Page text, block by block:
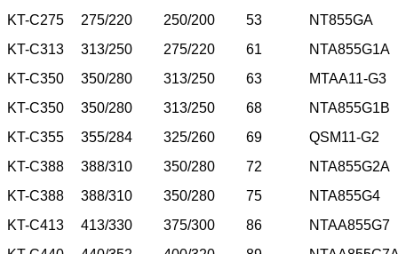
KT-C275
275/220 250/200 53
NT855GA
KT-C313
313/250 275/220 61
NTA855G1A
KT-C350
350/280 313/250 63
MTAA11-G3
KT-C350
350/280 313/250 68
NTA855G1B
KT-C355
355/284 325/260 69
QSM11-G2
KT-C388
388/310 350/280 72
NTA855G2A
KT-C388
388/310 350/280 75
NTA855G4
KT-C413
413/330 375/300 86
NTAA855G7